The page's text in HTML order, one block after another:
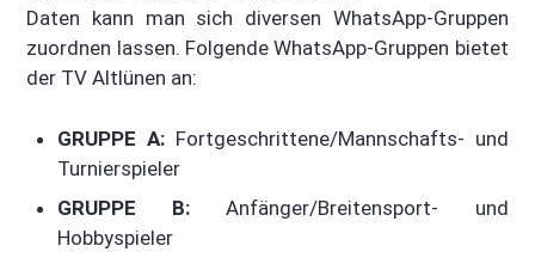
Daten kann man sich diversen WhatsApp-Gruppen
zuordnen lassen. Folgende WhatsApp-Gruppen bietet
der TV Altlünen an:
GRUPPE A:Fortgeschrittene/Mannschafts- und
Turnierspieler
GRUPPE B:Anfänger/Breitensport- und
Hobbyspieler